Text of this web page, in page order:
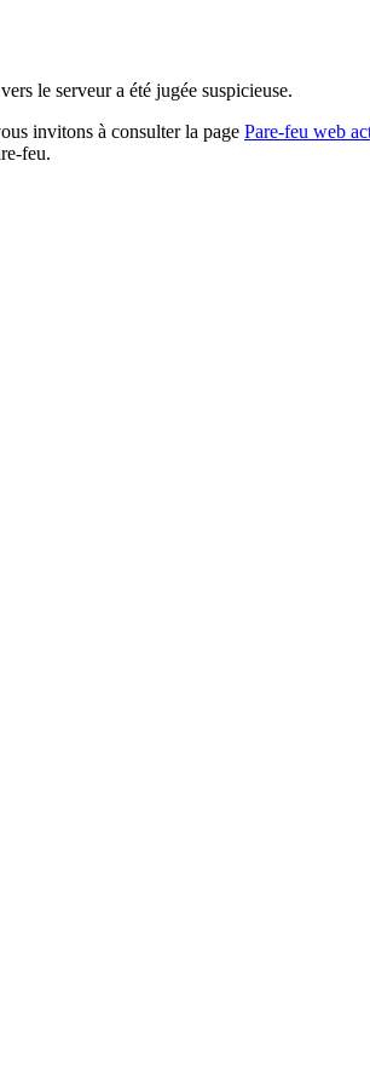
le serveur a été jugée suspicieuse.
invitons à consulter la page Pare-feu web
feu.